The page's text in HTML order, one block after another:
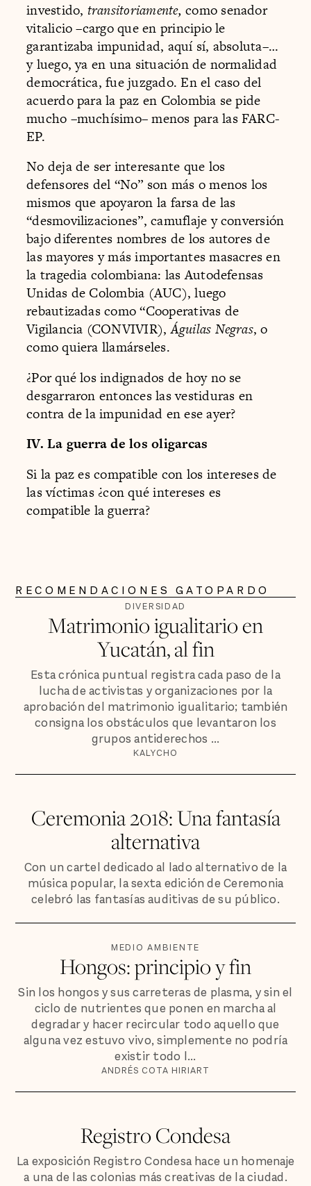
investido, transitoriamente,como senador
vitalicio –cargo que en principio le
garantizaba impunidad, aquí sí, absoluta–…
y luego, ya en una situación de normalidad
democrática, fue juzgado. En el caso del
acuerdo para la paz en Colombia se pide
mucho –muchísimo– menos para las FARC-
EP.
No deja de ser interesante que los
defensores del “No” son más o menos los
mismos que apoyaron la farsa de las
“desmovilizaciones”, camuflaje y conversión
bajo diferentes nombres de los autores de
las mayores y más importantes masacres en
la tragedia colombiana: las Autodefensas
Unidas de Colombia (AUC), luego
rebautizadas como “Cooperativas de
Vigilancia (CONVIVIR),Águilas Negras, o
como quiera llamárseles.
¿Por qué los indignados de hoy no se
desgarraron entonces las vestiduras en
contra de la impunidad en ese ayer?
IV. La guerra de los oligarcas
Si la paz es compatible con los intereses de
las víctimas ¿con qué intereses es
compatible la guerra?
RECOMENDACIONES GATOPARDO
DIVERSIDAD
Matrimonio igualitario en
Yucatán, al fin
Esta crónica puntual registra cada paso de la
lucha de activistas y organizaciones por la
aprobación del matrimonio igualitario; también
consigna los obstáculos que levantaron los
grupos antiderechos ...
KALYCHO
Ceremonia 2018: Una fantasía
alternativa
Con un cartel dedicado al lado alternativo de la
música popular, la sexta edición de Ceremonia
celebró las fantasías auditivas de su público.
MEDIO AMBIENTE
Hongos: principio y fin
Sin los hongos y sus carreteras de plasma, y sin el
ciclo de nutrientes que ponen en marcha al
degradar y hacer recircular todo aquello que
alguna vez estuvo vivo, simplemente no podría
existir todo l...
ANDRÉS COTA HIRIART
Registro Condesa
La exposición Registro Condesa hace un homenaje
a una de las colonias más creativas de la ciudad.